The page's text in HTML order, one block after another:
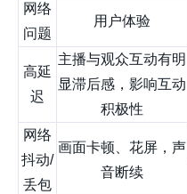
网络
问题
用户体验
高延
迟
主播与观众互动有明
显滞后感，影响互动
积极性
网络
抖动/
丢包
画面卡顿、花屏，声
音断续